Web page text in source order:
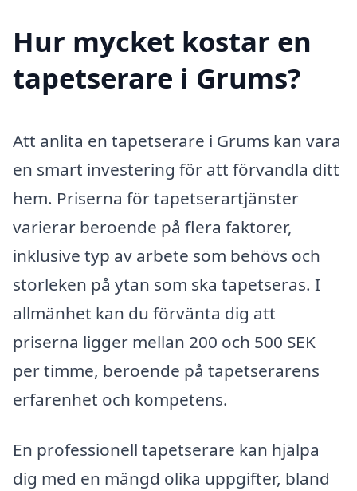
Hur mycket kostar en
tapetserare i Grums?
Att anlita en tapetserare i Grums kan vara
en smart investering för att förvandla ditt
hem. Priserna för tapetserartjänster
varierar beroende på flera faktorer,
inklusive typ av arbete som behövs och
storleken på ytan som ska tapetseras. I
allmänhet kan du förvänta dig att
priserna ligger mellan 200 och 500 SEK
per timme, beroende på tapetserarens
erfarenhet och kompetens.
En professionell tapetserare kan hjälpa
dig med en mängd olika uppgifter, bland